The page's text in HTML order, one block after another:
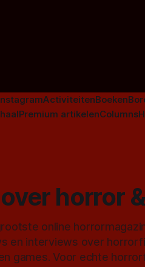
ActiviteitenBoeken
Premium artikelenColumns
horror
online
en interviews over
games. Voor echte